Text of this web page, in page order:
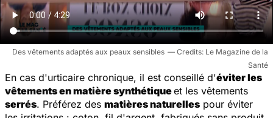
Des vêtements adaptés aux peaux sensibles
Le Magazine de la
Santé
En cas d'urticaire chronique, il est conseillé d'éviter les
vêtements en matière synthétiqueet les vêtements
serrés. Préférez des matières naturelles pour éviter